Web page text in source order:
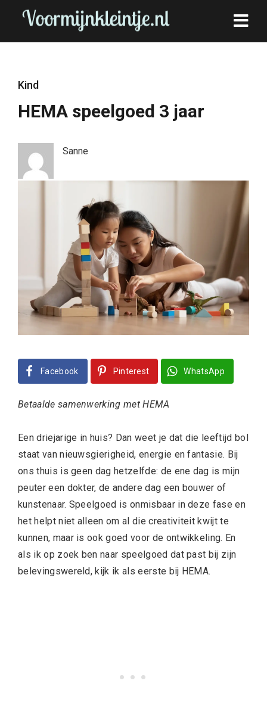
Kind
HEMA speelgoed 3 jaar
Sanne
Facebook Pinterest WhatsApp
Betaalde samenwerking met HEMA
Een driejarige in huis? Dan weet je dat die leeftijd bol
staat van nieuwsgierigheid, energie en fantasie. Bij
ons thuis is geen dag hetzelfde: de ene dag is mijn
peuter een dokter, de andere dag een bouwer of
kunstenaar. Speelgoed is onmisbaar in deze fase en
het helpt niet alleen om al die creativiteit kwijt te
kunnen, maar is ook goed voor de ontwikkeling. En
als ik op zoek ben naar speelgoed dat past bij zijn
belevingswereld, kijk ik als eerste bij HEMA.